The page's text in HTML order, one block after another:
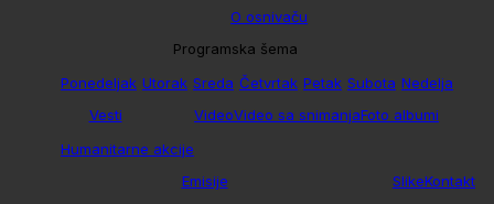
O osnivaču
Programska šema
Ponedeljak Utorak Sreda Četvrtak Petak Subota Nedelja
Vesti
Humanitarne akcije
VideoVideo sa snimanjaFoto albumi
Emisije
SlikeKontakt